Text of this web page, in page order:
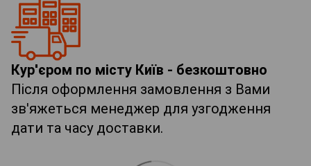
Кур'єром по місту Київ - безкоштовно
Після оформлення замовлення з Вами
зв'яжеться менеджер для узгодження
дати та часу доставки.